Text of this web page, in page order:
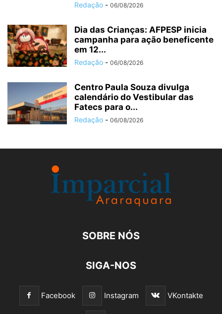
Redação - 06/08/2026
Dia das Crianças: AFPESP inicia
campanha para ação beneficente
em 12...
Redação - 06/08/2026
Centro Paula Souza divulga
calendário do Vestibular das
Fatecs para o...
Redação - 06/08/2026
SOBRE NÓS
SIGA-NOS
Facebook Instagram VKontakte